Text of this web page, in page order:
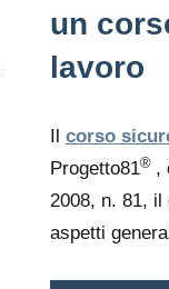
un
lavoro
corso
Progetto81® ,
2008, n. 81, il
aspetti